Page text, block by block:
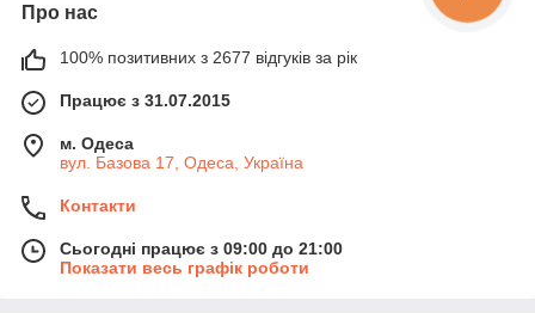
Про нас
100% позитивних з 2677 відгуків за рік
Працює з 31.07.2015
м. Одеса
вул. Базова 17, Одеса, Україна
Контакти
Сьогодні працює з 09:00 до 21:00
Показати весь графік роботи